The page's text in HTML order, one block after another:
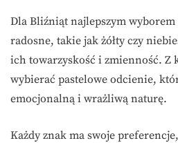
Dla Bliźniąt najlepszym
radosne, takie jak żółty czy
ich towarzyskość i zmienność. Z
wybierać pastelowe odcienie,
emocjonalną i wrażliwą naturę.
Każdy znak ma swoje